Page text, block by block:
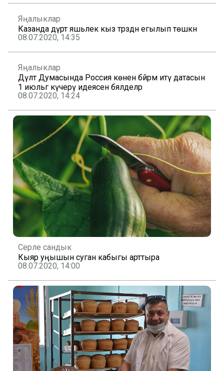
Яңалыклар
Казанда дүрт яшьлек кыз тәрәзәдән егылып төшкән
08.07.2020, 14:35
Яңалыклар
Дәүләт Думасында Россия көнен бәйрәм итү датасын
1 июльгә күчерү идеясен бәяләделәр
08.07.2020, 14:24
Серле сандык
Кыяр уңышын суган кабыгы арттыра
08.07.2020, 14:00